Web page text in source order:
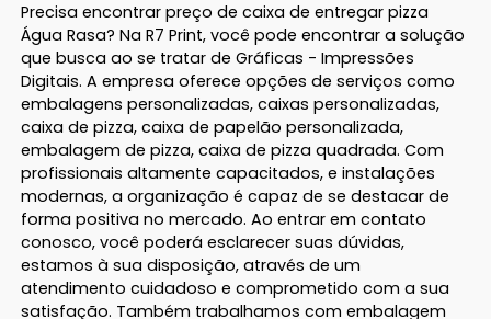
Precisa encontrar preço de caixa de entregar pizza
Água Rasa? Na R7 Print, você pode encontrar a solução
que busca ao se tratar de Gráficas - Impressões
Digitais. A empresa oferece opções de serviços como
embalagens personalizadas, caixas personalizadas,
caixa de pizza, caixa de papelão personalizada,
embalagem de pizza, caixa de pizza quadrada. Com
profissionais altamente capacitados, e instalações
modernas, a organização é capaz de se destacar de
forma positiva no mercado. Ao entrar em contato
conosco, você poderá esclarecer suas dúvidas,
estamos à sua disposição, através de um
atendimento cuidadoso e comprometido com a sua
satisfação. Também trabalhamos com embalagem